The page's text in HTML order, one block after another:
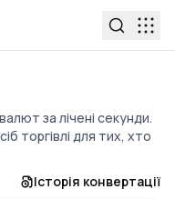
за лічені секунди.
торгівлі для тих, хто
Історія конвертації